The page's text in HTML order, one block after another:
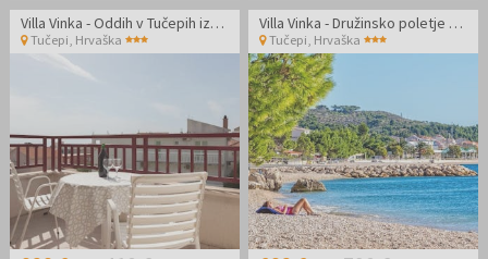
Villa Vinka - Oddih v Tučepih izven glavne sezone
Tučepi Hrvaška
Villa Vinka - Družinsko poletje v Tučepih
Tučepi Hrvaška